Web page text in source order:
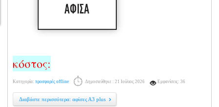
κόστος:
Κατηγορία: προσφορές offline Δημοσιεύθηκε : 21 Ιούλιος 2026 Εμφανίσεις: 36
Διαβάστε περισσότερα: αφίσες Α3 plus